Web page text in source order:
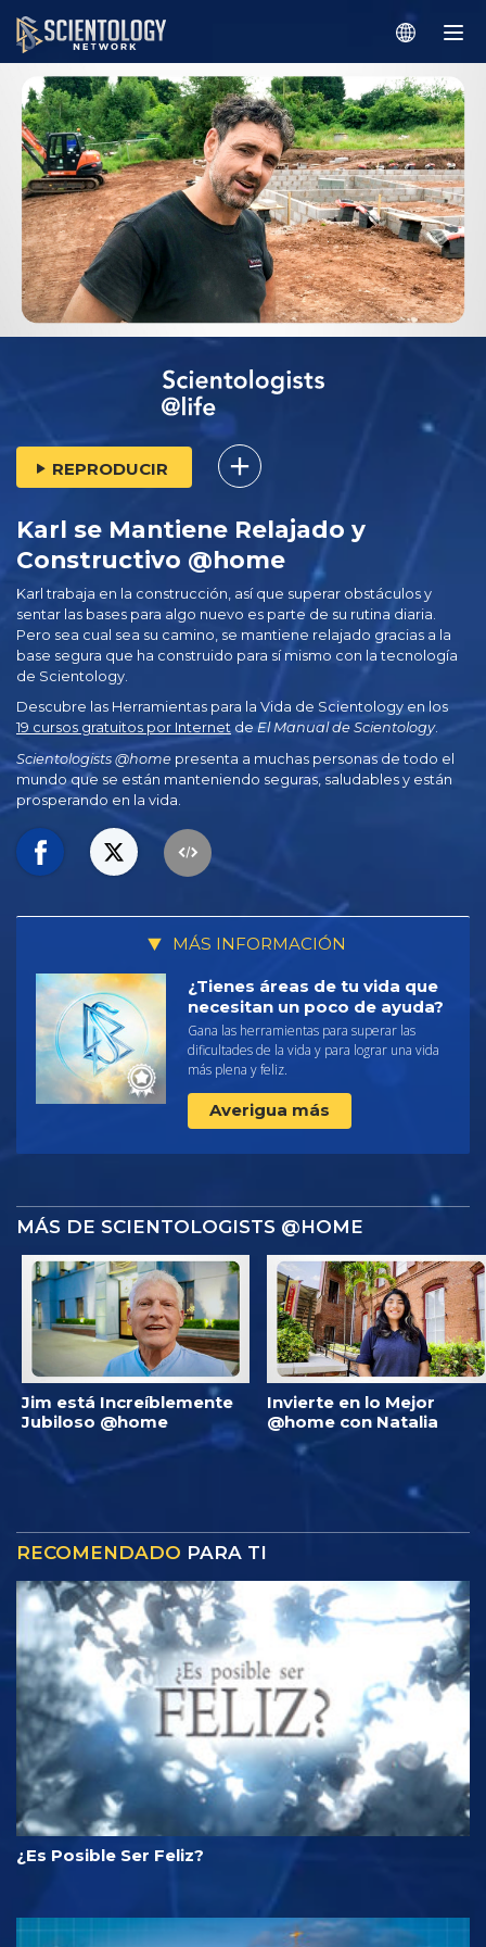
REPRODUCIR
Karl se Mantiene Relajado y
Constructivo @home
Karl trabaja en la construcción, así que superar obstáculos y
sentar las bases para algo nuevo es parte de su rutina diaria.
Pero sea cual sea su camino, se mantiene relajado gracias a la
base segura que ha construido para sí mismo con la tecnología
de Scientology.
Descubre las Herramientas para la Vida de Scientology en los
19 cursos gratuitos por Internet de El Manual de Scientology.
Scientologists @home presenta a muchas personas de todo el
mundo que se están manteniendo seguras, saludables y están
prosperando en la vida.
MÁS INFORMACIÓN
¿Tienes áreas de tu vida que
necesitan un poco de ayuda?
Gana las herramientas para superar las
dificultades de la vida y para lograr una vida
más plena y feliz.
Averigua más
MÁS DE SCIENTOLOGISTS @HOME
Jim está Increíblemente
Jubiloso @home
Invierte en lo Mejor
@home con Natalia
RECOMENDADO PARA TI
¿Es Posible Ser Feliz?